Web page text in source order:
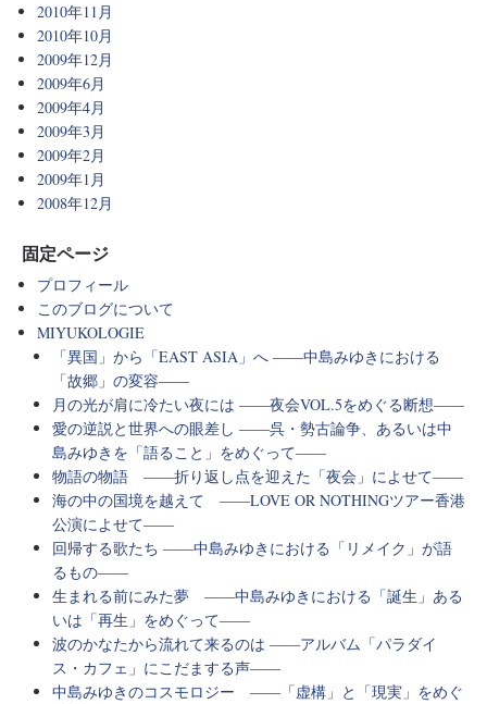
2010年11月
2010年10月
2009年12月
2009年6月
2009年4月
2009年3月
2009年2月
2009年1月
2008年12月
固定ページ
プロフィール
このブログについて
MIYUKOLOGIE
「異国」から「EAST ASIA」へ ――中島みゆきにおける
「故郷」の変容――
月の光が肩に冷たい夜には ――夜会VOL.5をめぐる断想――
愛の逆説と世界への眼差し ――呉・勢古論争、あるいは中
島みゆきを「語ること」をめぐって――
物語の物語 ――折り返し点を迎えた「夜会」によせて――
海の中の国境を越えて ――LOVE OR NOTHINGツアー香港
公演によせて――
回帰する歌たち ――中島みゆきにおける「リメイク」が語
るもの――
生まれる前にみた夢 ――中島みゆきにおける「誕生」ある
いは「再生」をめぐって――
波のかなたから流れて来るのは ――アルバム「パラダイ
ス・カフェ」にこだまする声――
中島みゆきのコスモロジー ――「虚構」と「現実」をめぐ